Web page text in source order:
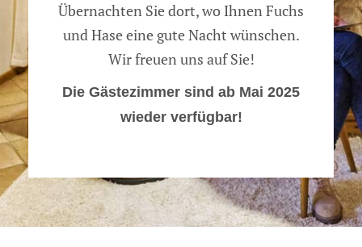
Übernachten Sie dort, wo Ihnen Fuchs
und Hase eine gute Nacht wünschen.
Wir freuen uns auf Sie!
Die Gästezimmer sind ab Mai 2025
wieder verfügbar!